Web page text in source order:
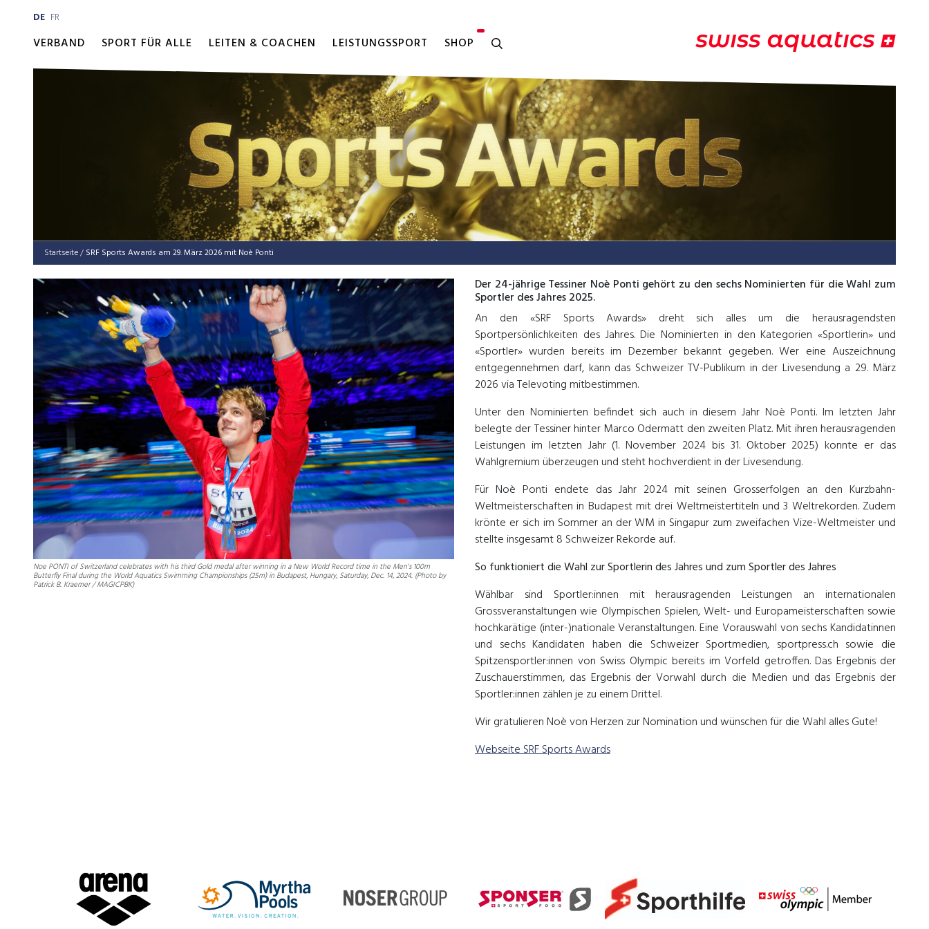
DE FR
VERBAND SPORT FÜR ALLE LEITEN & COACHEN LEISTUNGSSPORT SHOP
Startseite/ SRF Sports Awards am 29. März 2026 mit Noè Ponti
Noe PONTI of Switzerland celebrates with his third Gold medal after winning in a New World Record time in the Men's 100m
Butterfly Final during the World Aquatics Swimming Championships (25m) in Budapest, Hungary, Saturday, Dec. 14, 2024. (Photo by
Patrick B. Kraemer / MAGICPBK)
Der 24-jährige Tessiner Noè Ponti gehört zu den sechs Nominierten für die Wahl zum
Sportler des Jahres 2025.
An den «SRF Sports Awards» dreht sich alles um die herausragendsten
Sportpersönlichkeiten des Jahres. Die Nominierten in den Kategorien «Sportlerin» und
«Sportler» wurden bereits im Dezember bekannt gegeben. Wer eine Auszeichnung
entgegennehmen darf, kann das Schweizer TV-Publikum in der Livesendung a 29. März
2026 via Televoting mitbestimmen.
Unter den Nominierten befindet sich auch in diesem Jahr Noè Ponti. Im letzten Jahr
belegte der Tessiner hinter Marco Odermatt den zweiten Platz. Mit ihren herausragenden
Leistungen im letzten Jahr (1. November 2024 bis 31. Oktober 2025) konnte er das
Wahlgremium überzeugen und steht hochverdient in der Livesendung.
Für Noè Ponti endete das Jahr 2024 mit seinen Grosserfolgen an den Kurzbahn-
Weltmeisterschaften in Budapest mit drei Weltmeistertiteln und 3 Weltrekorden. Zudem
krönte er sich im Sommer an der WM in Singapur zum zweifachen Vize-Weltmeister und
stellte insgesamt 8 Schweizer Rekorde auf.
So funktioniert die Wahl zur Sportlerin des Jahres und zum Sportler des Jahres
Wählbar sind Sportler:innen mit herausragenden Leistungen an internationalen
Grossveranstaltungen wie Olympischen Spielen, Welt- und Europameisterschaften sowie
hochkarätige (inter-)nationale Veranstaltungen. Eine Vorauswahl von sechs Kandidatinnen
und sechs Kandidaten haben die Schweizer Sportmedien, sportpress.ch sowie die
Spitzensportler:innen von Swiss Olympic bereits im Vorfeld getroffen. Das Ergebnis der
Zuschauerstimmen, das Ergebnis der Vorwahl durch die Medien und das Ergebnis der
Sportler:innen zählen je zu einem Drittel.
Wir gratulieren Noè von Herzen zur Nomination und wünschen für die Wahl alles Gute!
Webseite SRF Sports Awards